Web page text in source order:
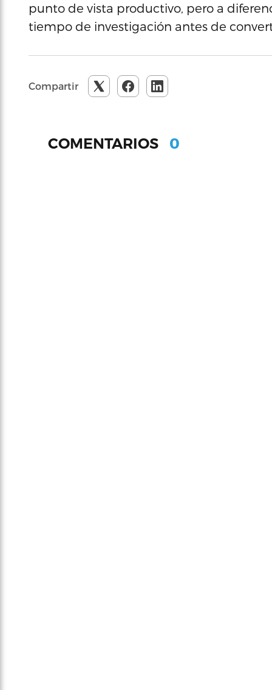
punto de vista productivo, pero a
tiempo de investigación antes de
Compartir
COMENTARIOS 0